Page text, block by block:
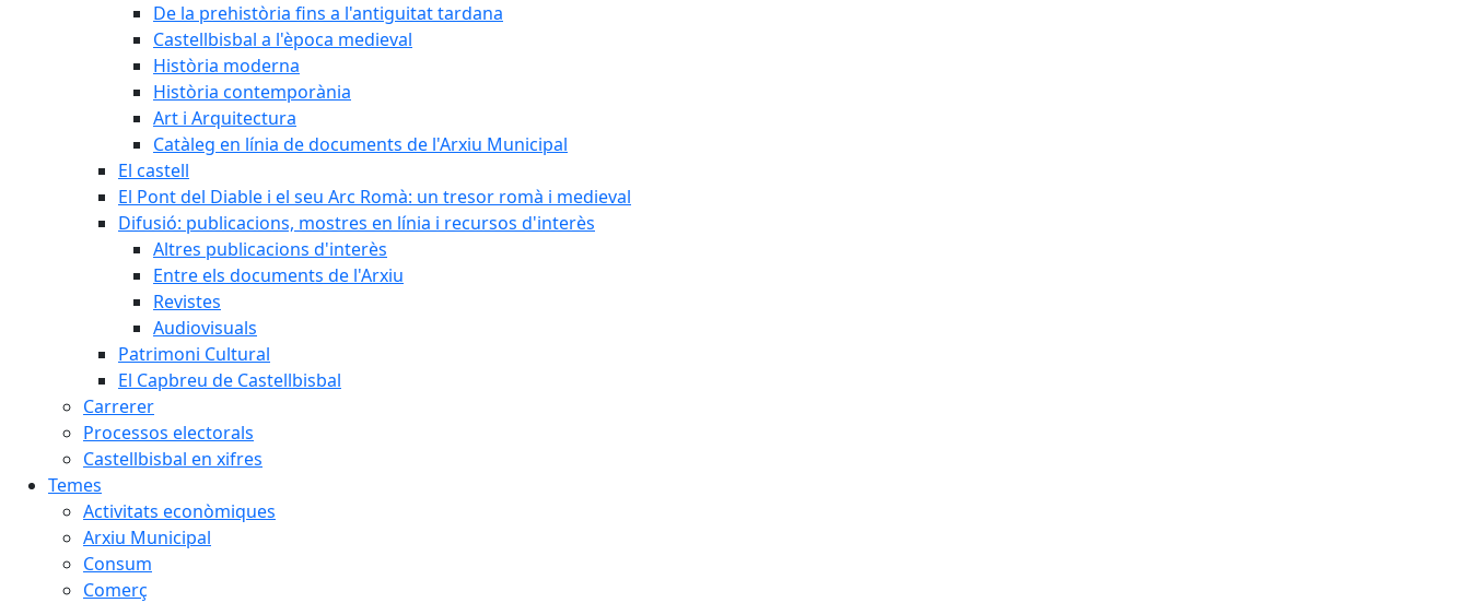
De la prehistòria fins a l'antiguitat tardana
Castellbisbal a l'època medieval
Història moderna
Història contemporània
Art i Arquitectura
Catàleg en línia de documents de l'Arxiu Municipal
El castell
El Pont del Diable i el seu Arc Romà: un tresor romà i medieval
Difusió: publicacions, mostres en línia i recursos d'interès
Altres publicacions d'interès
Entre els documents de l'Arxiu
Revistes
Audiovisuals
Patrimoni Cultural
El Capbreu de Castellbisbal
Carrerer
Processos electorals
Castellbisbal en xifres
Temes
Activitats econòmiques
Arxiu Municipal
Consum
Comerç